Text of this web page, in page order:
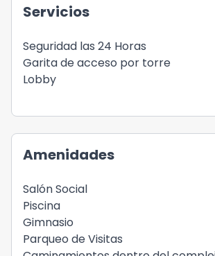
Servicios
Seguridad las 24 Horas
Garita de acceso por torre
Lobby
Amenidades
Salón Social
Piscina
Gimnasio
Parqueo de Visitas